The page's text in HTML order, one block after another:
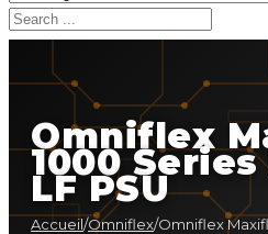
Omniflex
1000 Series
LF PSU
Accueil/Omniflex/Omniflex